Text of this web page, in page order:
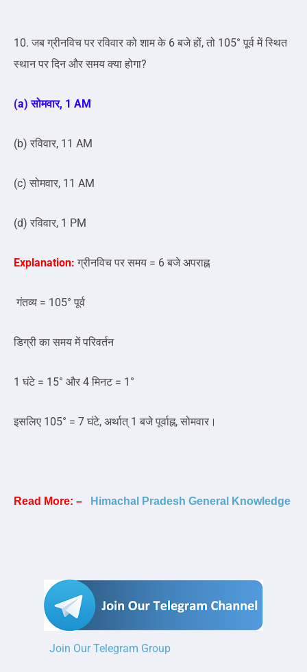
10. जब ग्रीनविच पर रविवार को शाम के 6 बजे हों, तो 105° पूर्व में स्थित
स्थान पर दिन और समय क्या होगा?
(a) सोमवार, 1 AM
(b) रविवार, 11 AM
(c) सोमवार, 11 AM
(d) रविवार, 1 PM
Explanation: ग्रीनविच पर समय = 6 बजे अपराह्न
गंतव्य = 105° पूर्व
डिग्री का समय में परिवर्तन
1 घंटे = 15° और 4 मिनट = 1°
इसलिए 105° = 7 घंटे, अर्थात् 1 बजे पूर्वाह्न, सोमवार।
Read More: – Himachal Pradesh General Knowledge
Join Our Telegram Group